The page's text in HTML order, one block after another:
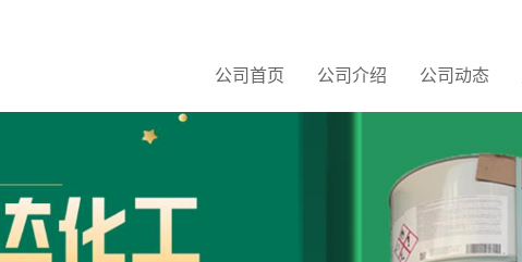
公司首页 公司介绍 公司动态